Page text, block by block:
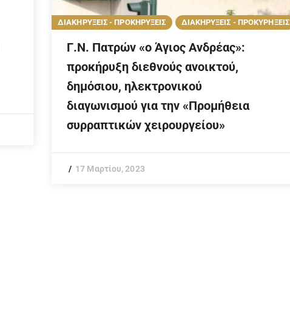
ΔΙΑΚΗΡΥΞΕΙΣ - ΠΡΟΚΗΡΥΞΕΙΣ ΔΙΑΚΗΡΥΞΕΙΣ - ΠΡΟΚΥΡΗΞΕΙΣ
Γ.Ν. Πατρών «ο Άγιος Ανδρέας»:
προκήρυξη διεθνούς ανοικτού,
δημόσιου, ηλεκτρονικού
διαγωνισμού για την «Προμήθεια
συρραπτικών χειρουργείου»
17 Μαρτίου, 2023